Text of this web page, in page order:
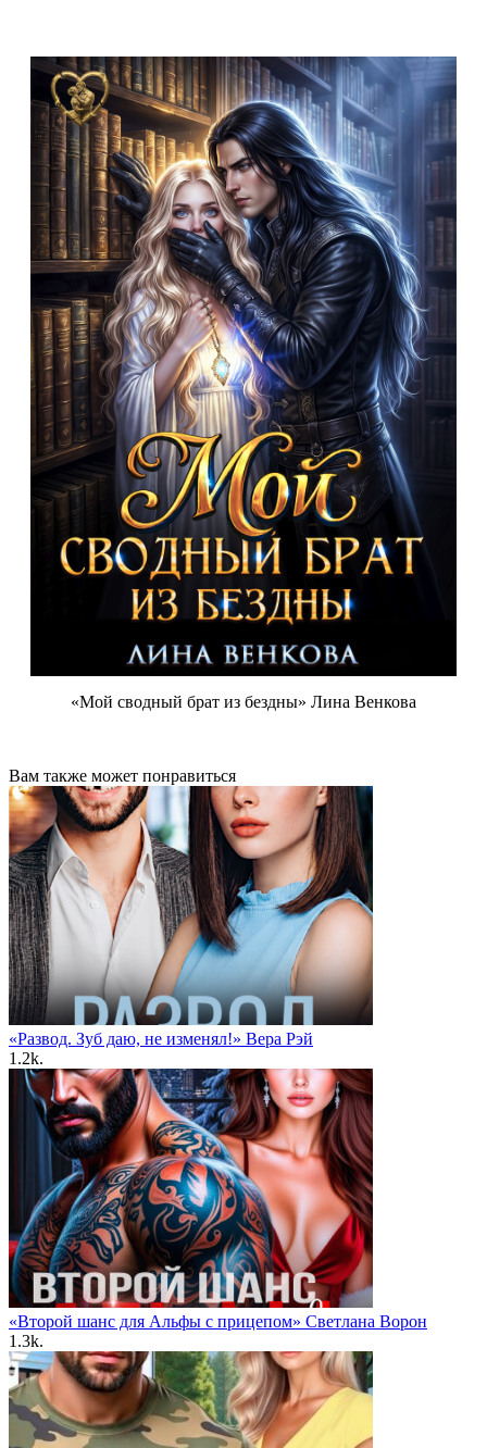
«Мой сводный брат из бездны» Лина Венкова
Вам также может понравиться
«Развод. Зуб даю, не изменял!» Вера Рэй
1.2k.
«Второй шанс для Альфы с прицепом» Светлана Ворон
1.3k.